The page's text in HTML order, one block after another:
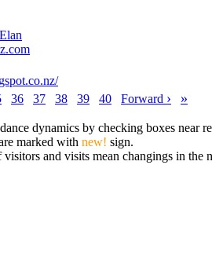
36 37 38 39 40 Forward › »
dynamics by checking boxes near
marked with new! sign.
and visits mean changings in